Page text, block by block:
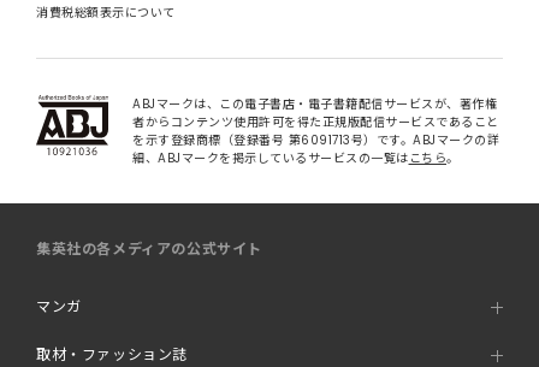
消費税総額表示について
ABJマークは、この電子書店・電子書籍配信サービスが、著作権
者からコンテンツ使用許可を得た正規版配信サービスであること
を示す登録商標（登録番号 第6091713号）です。ABJマークの詳
細、ABJマークを掲示しているサービスの一覧は こちら。
集英社の各メディアの公式サイト
マンガ
取材・ファッション誌